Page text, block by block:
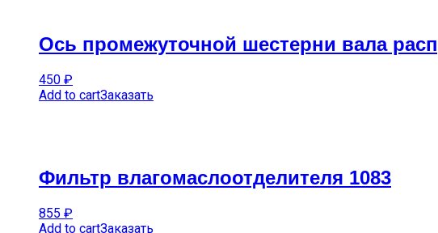
Ось промежуточной шестерни вала
450 ₽
Add to cartЗаказать
Фильтр влагомаслоотделителя 1083
855 ₽
Add to cartЗаказать